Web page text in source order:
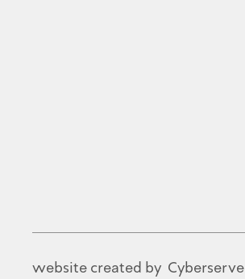
website created by Cyberserve